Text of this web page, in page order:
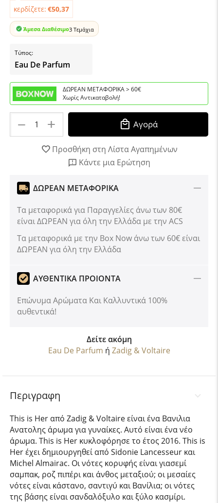
κερδίζετε: €50,37
Άμεσα Διαθέσιμο3 Τεμάχια
Τύπος:
Eau De Parfum
ΔΩΡΕΑΝ ΜΕΤΑΦΟΡΙΚΑ > 60€
Χωρίς Αντικαταβολή!
+
− Αγορά
Προσθήκη στη Λίστα Αγαπημένων
Κάντε μια Ερώτηση
ΔΩΡΕΑΝ ΜΕΤΑΦΟΡΙΚΑ
Τα μεταφορικά για Παραγγελίες άνω των 80€
είναι ΔΩΡΕΑΝ για όλη την Ελλάδα με την ACS
Tα μεταφορικά με την Box Now άνω των 60€ είναι
ΔΩΡΕΑΝ για όλη την Ελλάδα
ΑΥΘΕΝΤΙΚΑ ΠΡΟΙΟΝΤΑ
Επώνυμα Αρώματα Και Καλλυντικά 100%
αυθεντικά!
Δείτε ακόμη
Eau De Parfum ή Zadig & Voltaire
Περιγραφη
This is Her από Zadig & Voltaire είναι ένα Βανιλια
Ανατολης άρωμα για γυναίκες. Αυτό είναι ένα νέο
άρωμα. This is Her κυκλοφόρησε το έτος 2016. This is
Her έχει δημιουργηθεί από Sidonie Lancesseur και
Michel Almairac. Οι νότες κορυφής είναι γιασεμί
σαμπακ, ροζ πιπέρι και άνθος μεταξιού; οι μεσαίες
νότες είναι κάστανο, σαντιγύ και Βανίλια; οι νότες
της βάσης είναι σανδαλόξυλο και ξύλο κασμίρι.